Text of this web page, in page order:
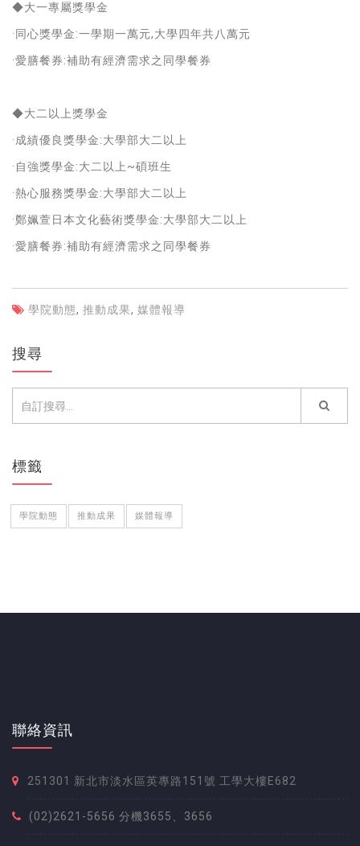
◆大一專屬獎學金
·同心獎學金:一學期一萬元,大學四年共八萬元
·愛膳餐券:補助有經濟需求之同學餐券
◆大二以上獎學金
·成績優良獎學金:大學部大二以上
·自強獎學金:大二以上~碩班生
·熱心服務獎學金:大學部大二以上
·鄭姵萱日本文化藝術獎學金:大學部大二以上
·愛膳餐券:補助有經濟需求之同學餐券
學院動態, 推動成果, 媒體報導
搜尋
標籤
學院動態 推動成果 媒體報導
聯絡資訊
251301 新北市淡水區英專路151號 工學大樓E682
(02)2621-5656 分機3655、3656